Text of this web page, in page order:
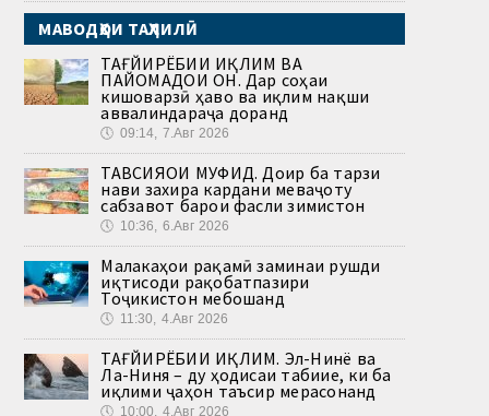
МАВОДҲОИ ТАҲЛИЛӢ
ТАҒЙИРЁБИИ ИҚЛИМ ВА
ПАЙОМАДҲОИ ОН. Дар соҳаи
кишоварзӣ ҳаво ва иқлим нақши
аввалиндараҷа доранд
🕔 09:14, 7.Авг 2026
ТАВСИЯҲОИ МУФИД. Доир ба тарзи
нави захира кардани меваҷоту
сабзавот барои фасли зимистон
🕔 10:36, 6.Авг 2026
Малакаҳои рақамӣ заминаи рушди
иқтисоди рақобатпазири
Тоҷикистон мебошанд
🕔 11:30, 4.Авг 2026
ТАҒЙИРЁБИИ ИҚЛИМ. Эл-Нинё ва
Ла-Ниня – ду ҳодисаи табиие, ки ба
иқлими ҷаҳон таъсир мерасонанд
🕔 10:00, 4.Авг 2026